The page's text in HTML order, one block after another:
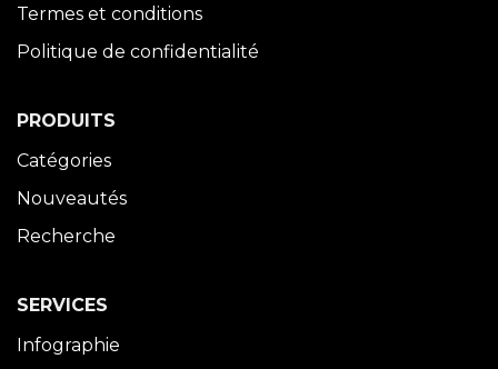
Termes et conditions
Politique de confidentialité
PRODUITS
Catégories
Nouveautés
Recherche
SERVICES
Infographie